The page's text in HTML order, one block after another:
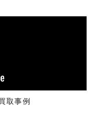
取事例